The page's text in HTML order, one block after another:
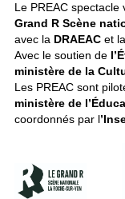
Le PREAC
Grand R Scène
avec la DRAEACet la
Avec le soutien de
ministère de la
Les PREAC sont
ministère de
coordonnés par l